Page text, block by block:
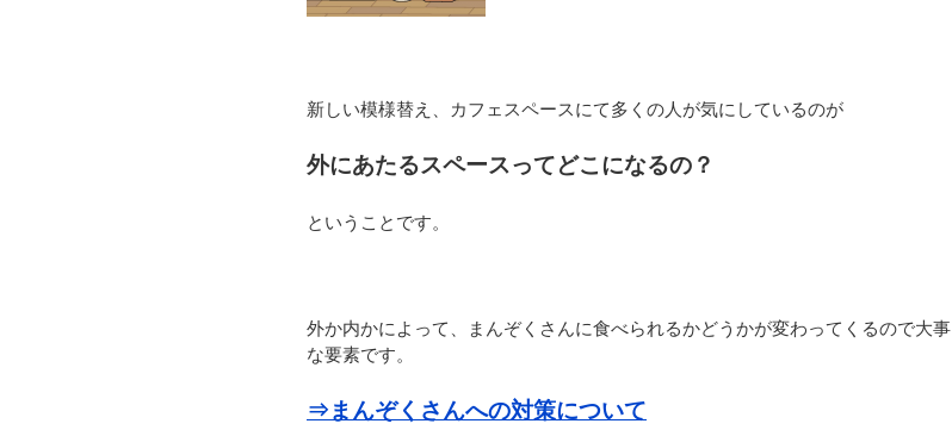
新しい模様替え、カフェスペースにて多くの人が気にしているのが
外にあたるスペースってどこになるの？
ということです。
外か内かによって、まんぞくさんに食べられるかどうかが変わってくるので大事
な要素です。
⇒まんぞくさんへの対策について